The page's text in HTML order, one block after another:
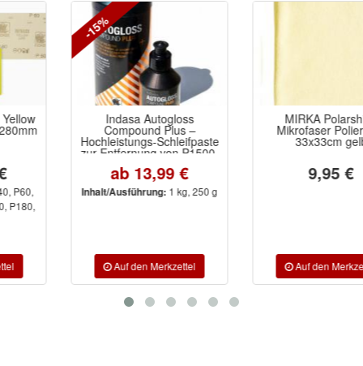
Indasa Autogloss
Compound Plus –
Hochleistungs-Schleifpaste
zur Entfernung von P1500-
Schliff in nur einem Schritt.
Silikonfrei, trocken
anwendbar, für alle
Klarlacke & Oberflächen
geeignet. Für Tiefenglanz-
ab 13,99 €
Inhalt/Ausführung:1 kg, 250 g
-15%
MIRKA Polarshine
Mikrofaser Poliertuch
33x33cm gelb